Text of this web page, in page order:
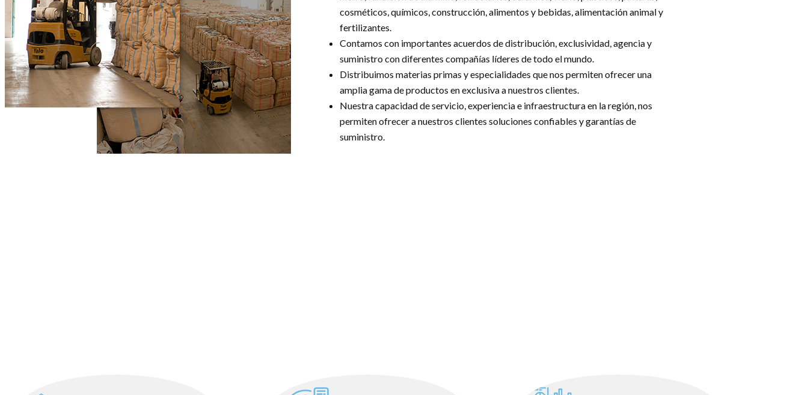
cosméticos, químicos, construcción, alimentos y bebidas, alimentación animal y
fertilizantes.
Contamos con importantes acuerdos de distribución, exclusividad, agencia y
suministro con diferentes compañías líderes de todo el mundo.
Distribuimos materias primas y especialidades que nos permiten ofrecer una
amplia gama de productos en exclusiva a nuestros clientes.
Nuestra capacidad de servicio, experiencia e infraestructura en la región, nos
permiten ofrecer a nuestros clientes soluciones confiables y garantías de
suministro.